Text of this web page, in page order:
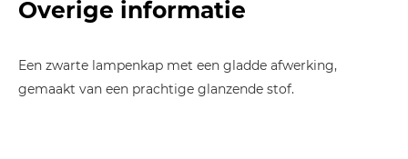
Overige informatie
Een zwarte lampenkap met een gladde afwerking,
gemaakt van een prachtige glanzende stof.